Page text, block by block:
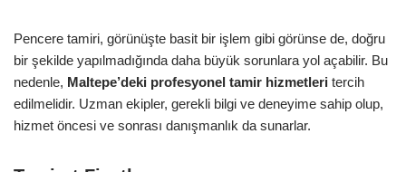
Pencere tamiri, görünüşte basit bir işlem gibi görünse de, doğru
bir şekilde yapılmadığında daha büyük sorunlara yol açabilir. Bu
nedenle, Maltepe’deki profesyonel tamir hizmetleri tercih
edilmelidir. Uzman ekipler, gerekli bilgi ve deneyime sahip olup,
hizmet öncesi ve sonrası danışmanlık da sunarlar.